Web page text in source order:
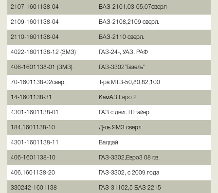
2107-1601138-04 ВАЗ-2101,03-05,07сверл
2109-1601138-04 ВАЗ-2108,2109 сверл.
2110-1601138-04 ВАЗ-2110 сверл.
4022-1601138-12 (ЗМЗ) ГАЗ-24-, УАЗ, РАФ
406-1601138-01 (ЗМЗ) ГАЗ-3302”Газель”
70-1601138-02свер. Т-ра МТЗ-50,80,82,100
14-1601138-31 КамАЗ Евро 2
4301-1601138-01 ГАЗ с двиг. Штайер
184.1601138-10 Д-ль ЯМЗ сверл.
4301-1601138-11 Валдай
406-1601138-10 ГАЗ-3302,Евро3 08 г.в.
406.1601138-20 ГАЗ-3302, с 2009 года
330242-1601138 ГАЗ-31102,5 БАЗ 2215